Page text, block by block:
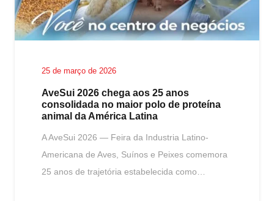
25 de março de 2026
AveSui 2026 chega aos 25 anos
consolidada no maior polo de proteína
animal da América Latina
A AveSui 2026 — Feira da Industria Latino-
Americana de Aves, Suínos e Peixes comemora
25 anos de trajetória estabelecida como…